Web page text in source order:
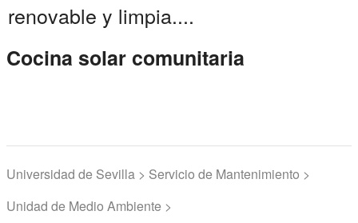
renovable y limpia....
Cocina solar comunitaria
Universidad de Sevilla > Servicio de Mantenimiento >
Unidad de Medio Ambiente >